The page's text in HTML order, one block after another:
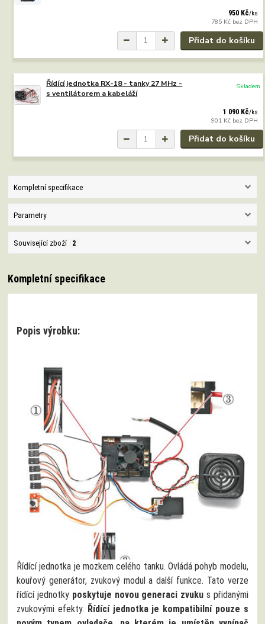
950 Kč/ks
785 Kč bez DPH
Přidat do košíku
Řídící jednotka RX-18 - tanky 27 MHz -
s ventilátorem a kabeláží
1 090 Kč/ks
901 Kč bez DPH
Skladem
Přidat do košíku
Kompletní specifikace
Parametry
Související zboží 2
Kompletní specifikace
Popis výrobku:
Řídící jednotka je mozkem celého tanku. Ovládá pohyb modelu,
kouřový generátor, zvukový modul a další funkce. Tato verze
řídící jednotky poskytuje novou generaci zvuku s přidanými
zvukovými efekty. Řídící jednotka je kompatibilní pouze s